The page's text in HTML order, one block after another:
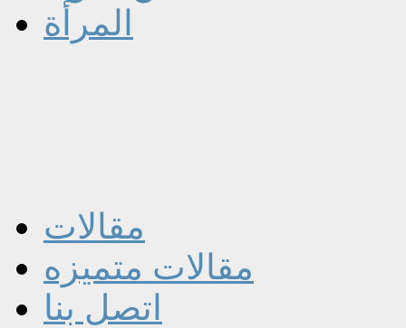
المرأة
مقالات
مقالات متميزه
اتصل بنا